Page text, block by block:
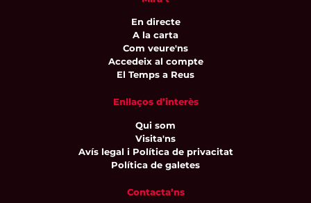
En directe
A la carta
Com veure'ns
Accedeix al compte
El Temps a Reus
Enllaços d’interès
Qui som
Visita'ns
Avís legal i Política de privacitat
Política de galetes
Contacta’ns